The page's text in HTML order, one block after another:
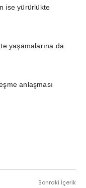
ise yürürlükte
yaşamalarına da
anlaşması
Sonraki İçerik